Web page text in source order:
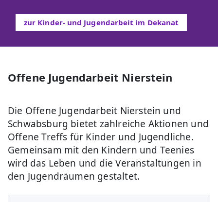
zur Kinder- und Jugendarbeit im Dekanat
Offene Jugendarbeit Nierstein
Die Offene Jugendarbeit Nierstein und
Schwabsburg bietet zahlreiche Aktionen und
Offene Treffs für Kinder und Jugendliche.
Gemeinsam mit den Kindern und Teenies
wird das Leben und die Veranstaltungen in
den Jugendräumen gestaltet.